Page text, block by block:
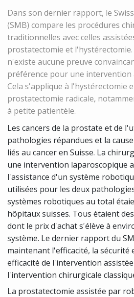
Dans son dernier rapport, le
(SMB) compare les procédures
traditionnelles avec celles
prostatectomie et l'hystérectomie.
n'existe aucune preuve
préférence pour une intervention
Cela s'applique à l'hystérectomie
prostatectomie radicale,
à petite patientèle.
Les cancers de la prostate et de
pathologies répandues et la
liés au cancer en Suisse. La
une intervention laparoscopique
l'assistance d'un système
utilisées pour les deux
systèmes robotiques au total
hôpitaux suisses. Tous étaient
dont le prix d'achat s'élève à
système. Le dernier rapport du
maintenant l'efficacité, la
efficacité de l'intervention
l'intervention chirurgicale
La prostatectomie assistée par